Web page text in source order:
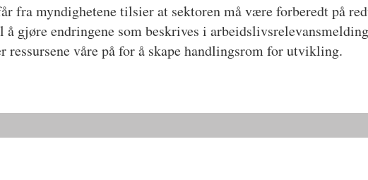
fra myndighetene tilsier at sektoren må være forberedt på
gjøre endringene som beskrives i
våre på for å skape handlingsrom for utvikling.